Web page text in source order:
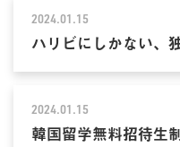
2024.01.15
ハリビにしかない、
2024.01.15
韓国留学無料招待生